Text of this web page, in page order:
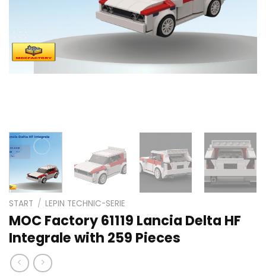
START / LEPIN TECHNIC-SERIE
MOC Factory 61119 Lancia Delta HF
Integrale with 259 Pieces